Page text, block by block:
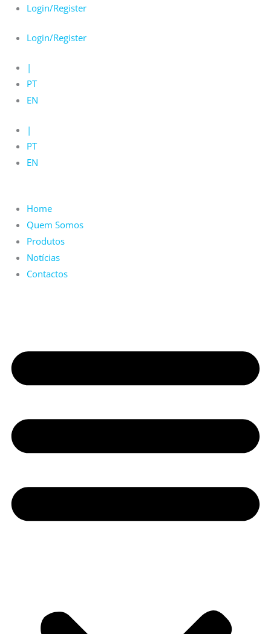
Skip
content
Login/Register
Login/Register
|
PT
EN
|
PT
EN
Home
Quem Somos
Produtos
Notícias
Contactos